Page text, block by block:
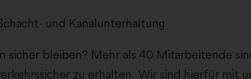
und Kanalunterhaltung
sicher bleiben? Mehr als 40 Mitarbeitende
zu erhalten. Wir sind hierfür mit